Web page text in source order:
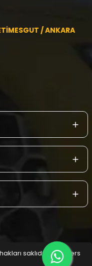
/ ANKARA
saklıdır.
| Reliefers